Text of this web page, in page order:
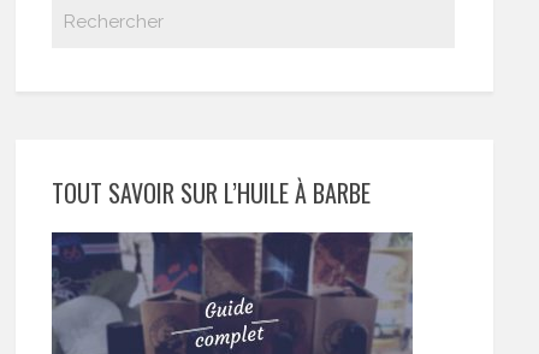
TOUT SAVOIR SUR L’HUILE À BARBE